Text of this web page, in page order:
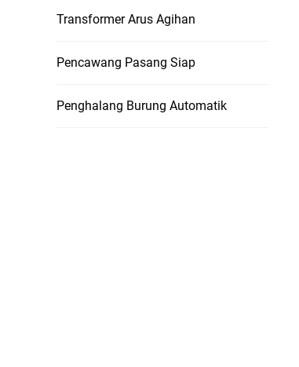
Transformer Arus Agihan
Pencawang Pasang Siap
Penghalang Burung Automatik